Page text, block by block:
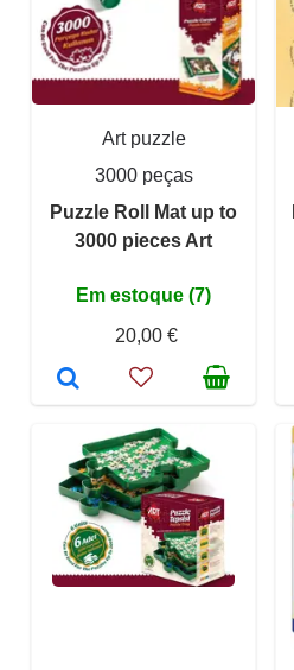
Art puzzle
3000 peças
Puzzle Roll Mat up to
3000 pieces Art
Em estoque (7)
20,00 €